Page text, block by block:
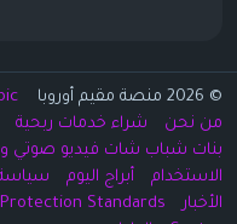
© 2026 منصة مقيم أوروبا Ⓜ️
من نحن
شراء خدمات ربحية
بنات شباب شات فيديو صوتي
الاستخدام
أبراج اليوم
الأخبار
Standards